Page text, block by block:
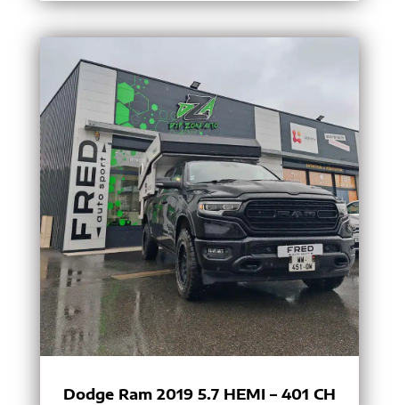
Dodge Ram 2019 5.7 HEMI – 401 CH